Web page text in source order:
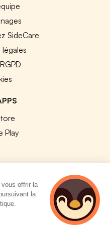
SideCare
Play
droits réservés.
offrir la
la
4 personnes
consultent